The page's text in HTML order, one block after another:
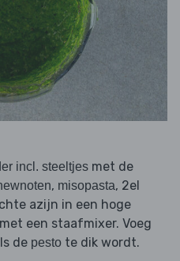
incl. steeltjes met de
, misopasta, 2el
azijn in een hoge
een staafmixer. Voeg
de pesto te dik wordt.